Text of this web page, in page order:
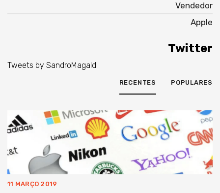
Vendedor
Apple
Twitter
Tweets by SandroMagaldi
POPULARES
RECENTES
11 MARÇO 2019